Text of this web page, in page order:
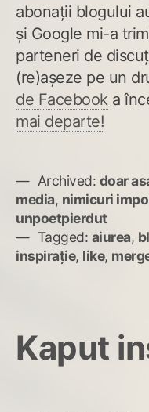
abonații blogului
și Google mi-a
parteneri de
(re)așeze pe un
de Facebook a
mai departe!
Archived: doar
media, nimicuri
unpoetpierdut
Tagged: aiurea,
inspirație, like,
Kaput